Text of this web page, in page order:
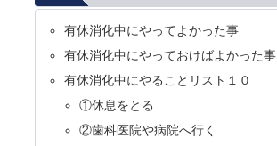
有休消化中にやってよかった事
有休消化中にやっておけばよかった事
有休消化中にやることリスト１０
①休息をとる
②歯科医院や病院へ行く